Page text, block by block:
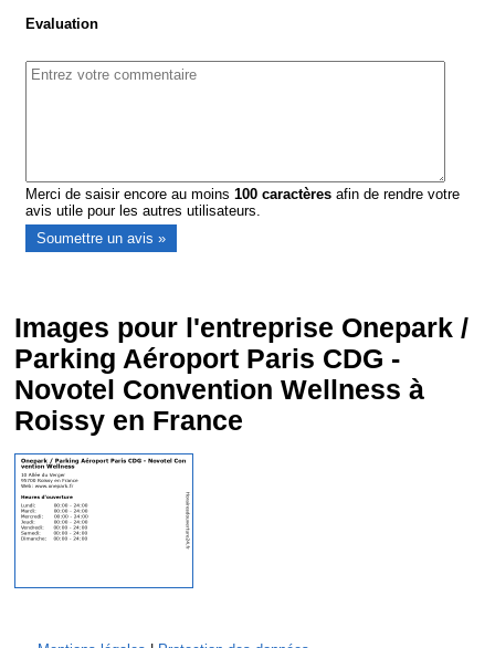
Evaluation
Merci de saisir encore au moins100 caractères afin de rendre votre
avis utile pour les autres utilisateurs.
Images pour l'entreprise Onepark /
Parking Aéroport Paris CDG -
Novotel Convention Wellness à
Roissy en France